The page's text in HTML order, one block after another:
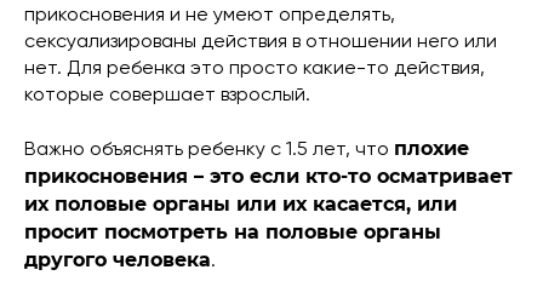
прикосновения и не умеют определять,
сексуализированы действия в отношении него или
нет. Для ребенка это просто какие-то действия,
которые совершает взрослый.
Важно объяснять ребенку с 1.5 лет, что плохие
прикосновения – это если кто-то осматривает
их половые органы или их касается, или
просит посмотреть на половые органы
другого человека.